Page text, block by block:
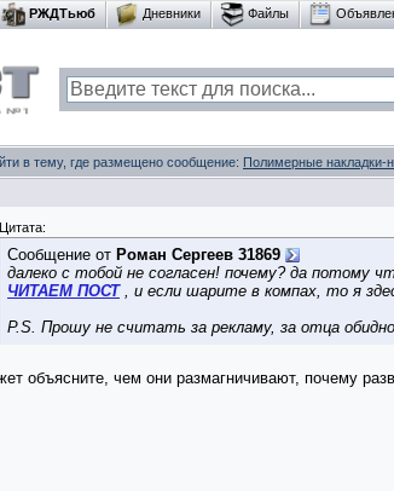
РЖДТьюб Дневники Файлы
в тему, где размещено сообщение: Полимерные накладки-
Цитата:
Сообщение от Роман Сергеев 31869
далеко с тобой не согласен! почему? да
ЧИТАЕМ ПОСТ, и если шарите в компах, то я
P.S. Прошу не считать за рекламу, за отца
объясните, чем они размагничивают, почему